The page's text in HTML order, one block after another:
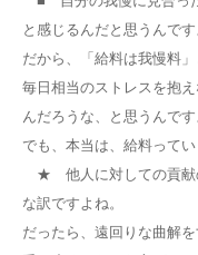
と感じるんだと思うんです
だから、「給料は我慢料
毎日相当のストレスを抱
んだろうな、と思うんです
でも、本当は、給料ってい
★ 他人に対しての貢献
な訳ですよね。
だったら、遠回りな曲解